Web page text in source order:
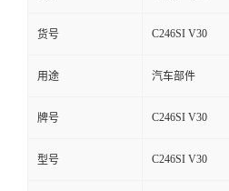
货号 C246SI V30
用途 汽车部件
牌号 C246SI V30
型号 C246SI V30